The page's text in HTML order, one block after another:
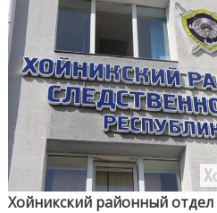
Хойникский районный отдел